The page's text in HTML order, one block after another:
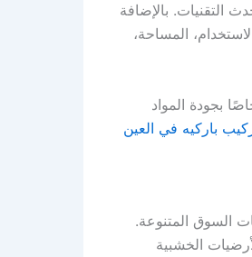
التقنيات. بالإضافة
المساحة،
بجودة المواد
باركيه في العين
السوق المتنوعة.
الخشبية